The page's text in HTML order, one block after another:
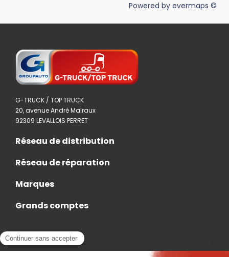
Powered by evermaps ©
G-TRUCK / TOP TRUCK
20, avenue André Malraux
92309 LEVALLOIS PERRET
Réseau de distribution
Réseau de réparation
Marques
Grands comptes
Actualités